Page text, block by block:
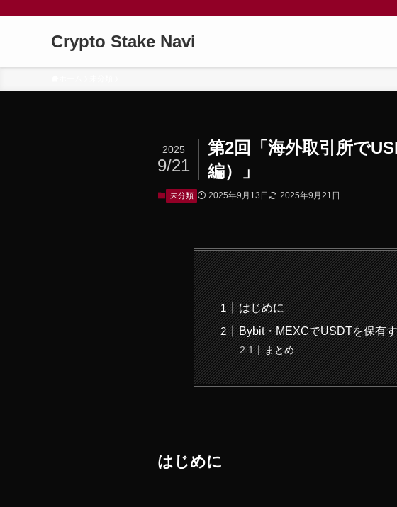
Crypto Stake Navi
第2回「海外取引所で
編）」
2025
9/21
未分類 2025年9月13日 2025年9月21日
はじめに
Bybit・MEXCでUSDTを保有
まとめ
はじめに